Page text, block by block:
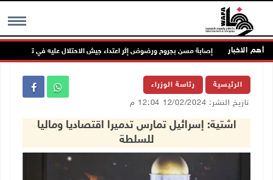
MENU أهم الاخبارإصابة مسن بجروح ورضوض إثر اعتداء جيش الاحتلال عليه في ترمسعيا
الرئيسية رئاسة الوزراء
تاريخ النشر: 12/02/2024 12:04 م
اشتية: إسرائيل تمارس تدميرا اقتصاديا وماليا
للسلطة